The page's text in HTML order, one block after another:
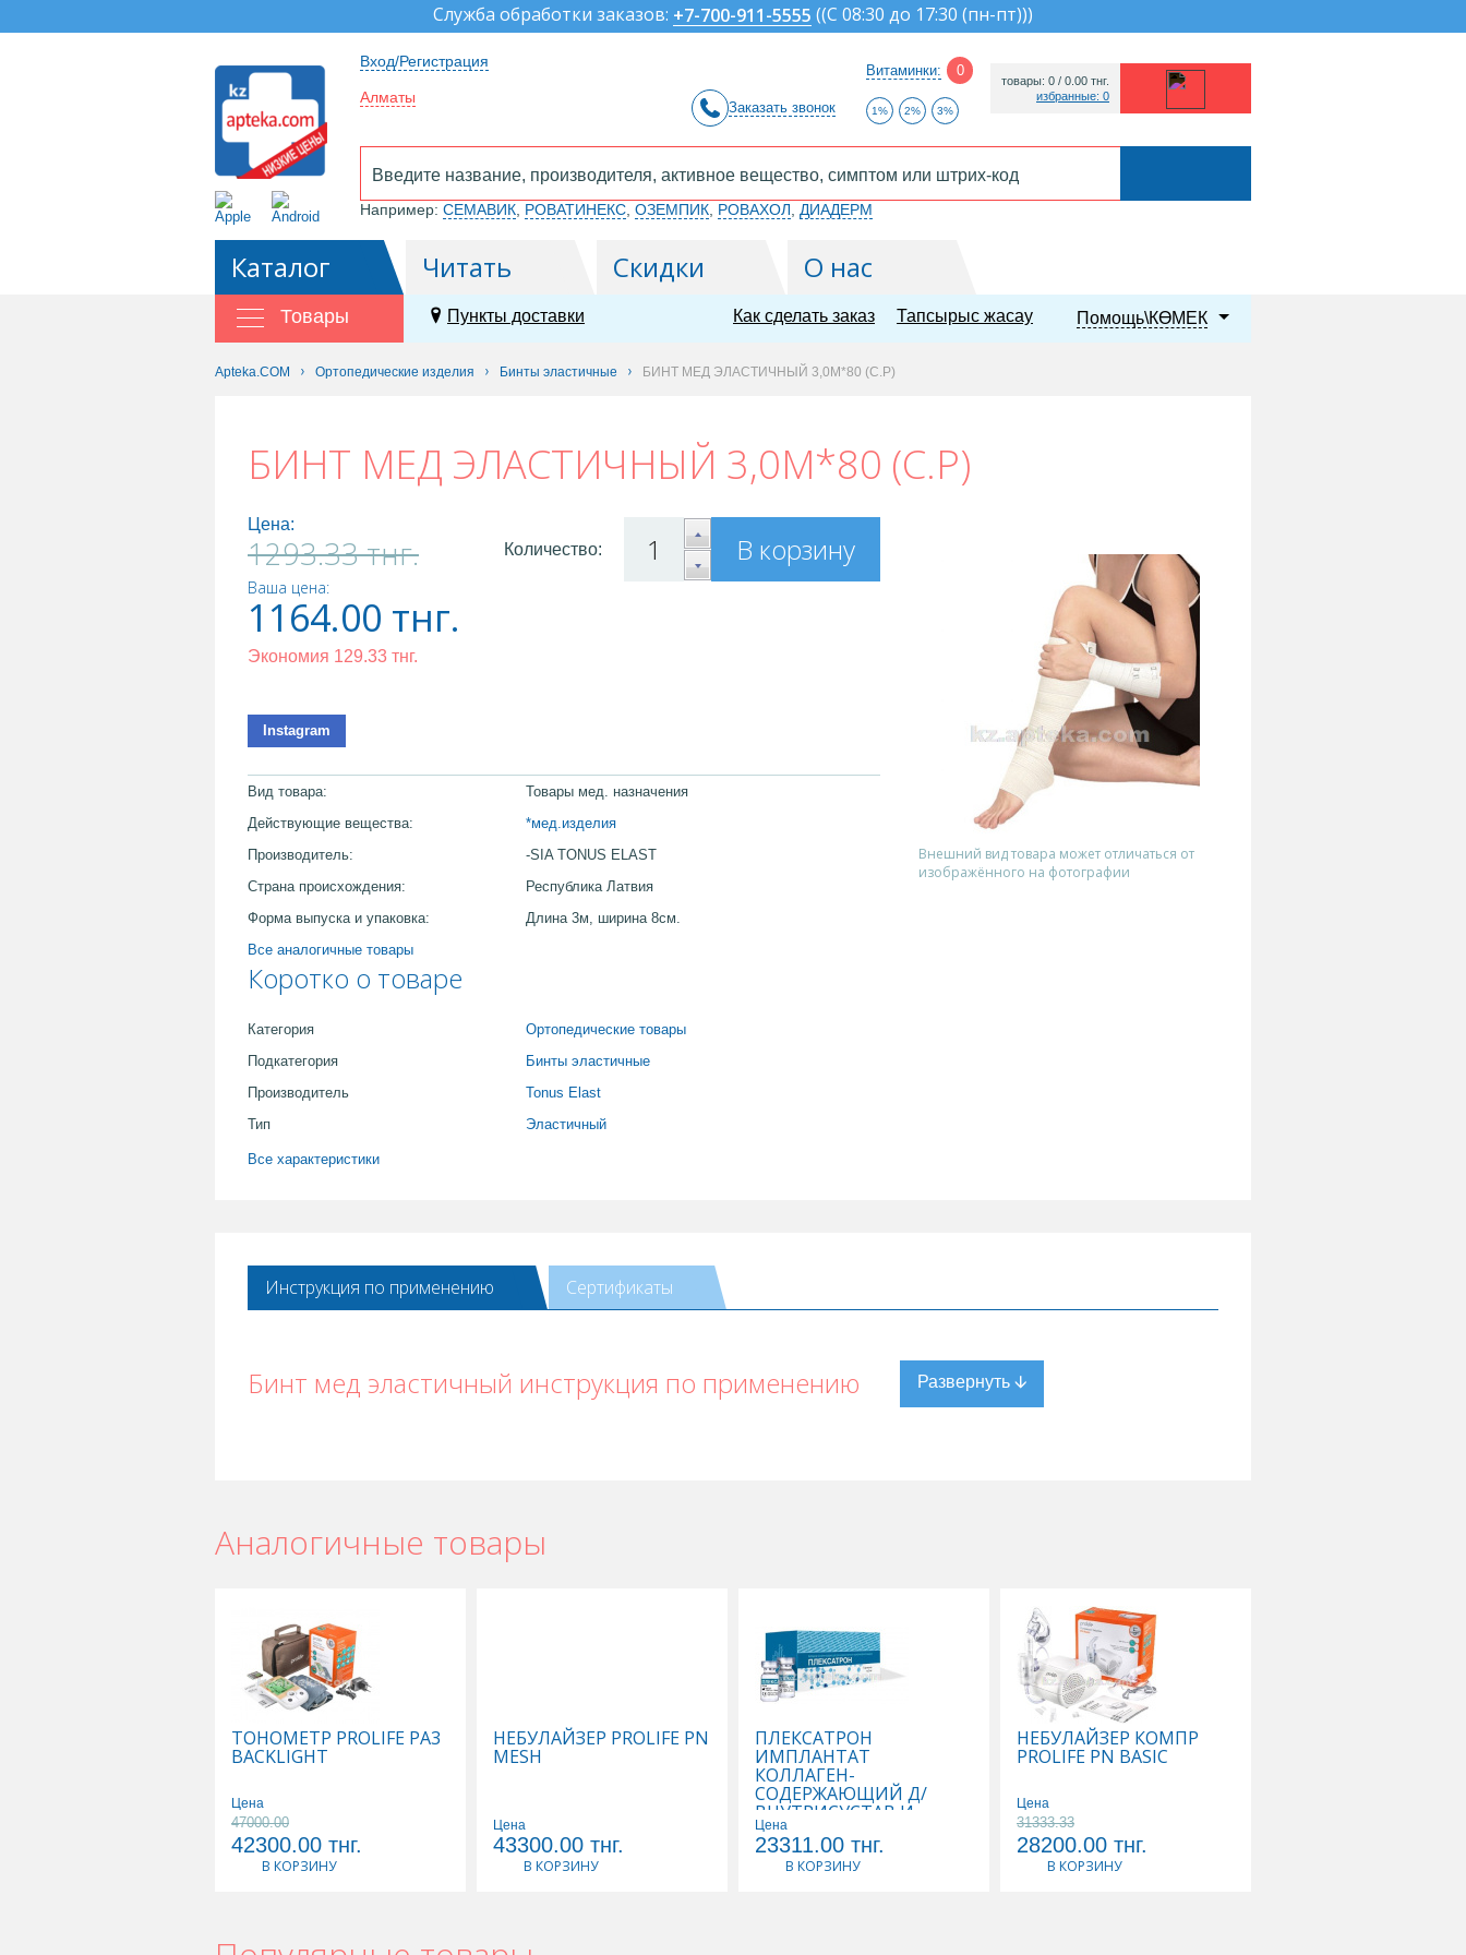
Служба обработки заказов: +7-700-911-5555 ((С 08:30 до 17:30 (пн-пт)))
Вход/Регистрация
Алматы
Заказать звонок
Витаминки: 0
1% 2% 3%
товары: 0 / 0.00 тнг.
избранные: 0
Например: СЕМАВИК РОВАТИНЕКС ОЗЕМПИК РОВАХОЛ ДИАДЕРМ
Каталог Читать Скидки О нас
Товары Пункты доставки Помощь\КӨМЕК
Тапсырыс жасау
Как сделать заказ
Apteka.COM Ортопедические изделия Бинты эластичные БИНТ МЕД ЭЛАСТИЧНЫЙ 3,0М*80 (С.Р)
БИНТ МЕД ЭЛАСТИЧНЫЙ 3,0М*80 (С.Р)
Цена:
1293.33тнг.
Ваша цена:
1164.00 тнг.
Экономия 129.33 тнг.
В корзину
Количество:
Instagram
Вид товара:
Товары мед. назначения
Действующие вещества:
*мед.изделия
Производитель:
-SIA TONUS ELAST
Страна происхождения:
Республика Латвия
Форма выпуска и упаковка:
Длина 3м, ширина 8см.
Все аналогичные товары
Коротко о товаре
Категория
Ортопедические товары
Подкатегория
Бинты эластичные
Производитель
Tonus Elast
Тип
Эластичный
Все характеристики
Внешний вид товара может отличаться от
изображённого на фотографии
Инструкция по применению Сертификаты
Бинт мед эластичный инструкция по применению
Аналогичные товары
ТОНОМЕТР PROLIFE PA3
BACKLIGHT
Цена
47000.00
42300.00 тнг.
В КОРЗИНУ
НЕБУЛАЙЗЕР PROLIFE PN
MESH
Цена
43300.00 тнг.
В КОРЗИНУ
ПЛЕКСАТРОН
ИМПЛАНТАТ
КОЛЛАГЕН-
СОДЕРЖАЮЩИЙ Д/
ВНУТРИСУСТАВ И
ПЕРИАРТИКУЛЯРН ВВЕД
2МЛ N5 ФЛ
Цена
23311.00 тнг.
В КОРЗИНУ
НЕБУЛАЙЗЕР КОМПР
PROLIFE PN BASIC
Цена
31333.33
28200.00 тнг.
В КОРЗИНУ